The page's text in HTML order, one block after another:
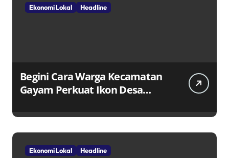
Ekonomi Lokal Headline
Begini Cara Warga Kecamatan
Gayam Perkuat Ikon Desa
Melalui TPID
Ekonomi Lokal Headline